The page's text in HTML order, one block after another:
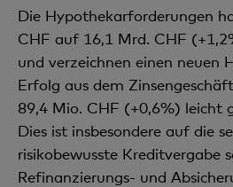
Die Hypothekarforderungen
CHF auf 16,1 Mrd. CHF
und verzeichnen einen neuen
Erfolg aus dem
89,4 Mio. CHF (+0,6%) leicht
Dies ist insbesondere auf die
risikobewusste Kreditvergabe
Refinanzierungs- und